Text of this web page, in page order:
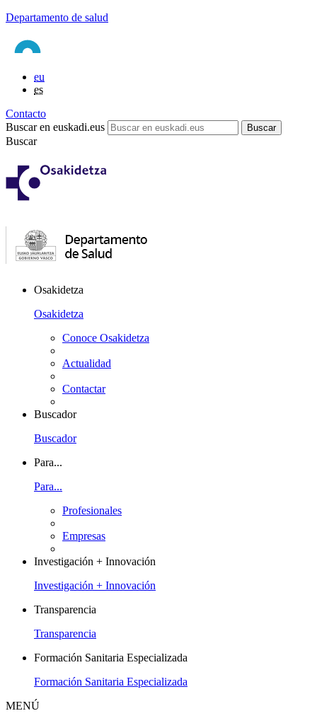
Departamento de salud
eu
es
Contacto
Buscar en euskadi.eus
Buscar
Osakidetza
Osakidetza
Conoce Osakidetza
Actualidad
Contactar
Buscador
Buscador
Para...
Para...
Profesionales
Empresas
Investigación + Innovación
Investigación + Innovación
Transparencia
Transparencia
Formación Sanitaria Especializada
Formación Sanitaria Especializada
MENÚ